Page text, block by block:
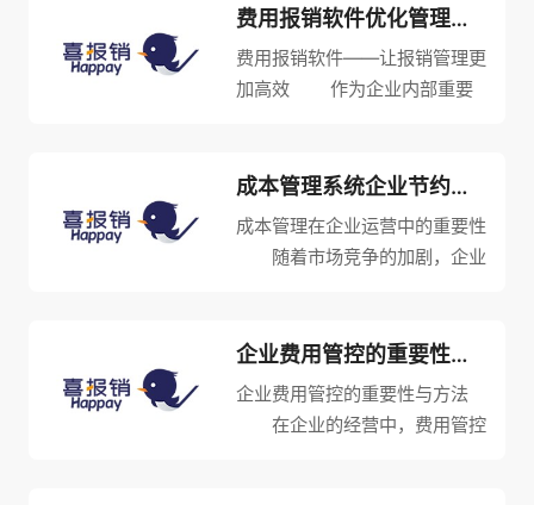
成本，企业的利润就会受到影
响，甚至会遇到困境。因此，为
了赢得市场竞争，企业必须制定
费用报销软件优化管理流程，提高效率
费用报销软件——让报销管理更
加高效 作为企业内部重要
现一些不规范的现象，例如报销
流程复杂、信息不完整等等。为
了应对这些问题，越来越多的企
成本管理系统企业节约成本的得力工具
成本管理在企业运营中的重要性
随着市场竞争的加剧，企业
旨在降低企业的非必要支出，并
提高企业的生产效率。 首
先，成本管理有助于企业降低...
企业费用管控的重要性与方法
企业费用管控的重要性与方法
在企业的经营中，费用管控